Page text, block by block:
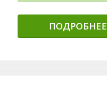
ПОДРОБНЕЕ